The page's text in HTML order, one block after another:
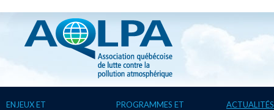
ENJEUX ET
PROGRAMMES ET
ACTUALITÉS